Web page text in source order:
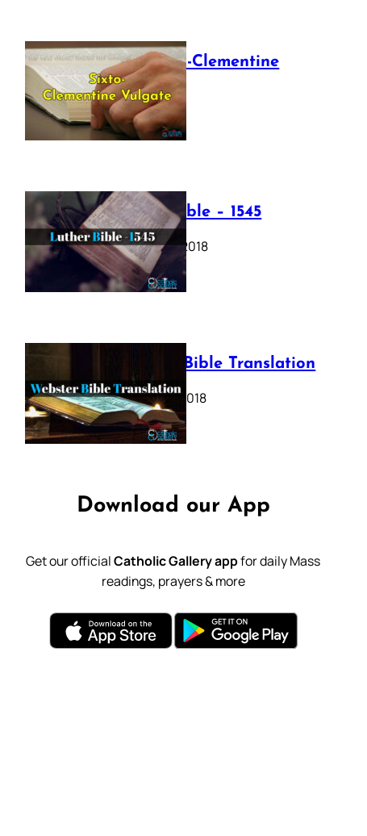
The Sixto-Clementine
Vulgate
July 12, 2025
Luther Bible – 1545
October 17, 2018
Webster Bible Translation
October 11, 2018
Download our App
Get our officialCatholic Gallery appfor daily Mass
readings, prayers & more